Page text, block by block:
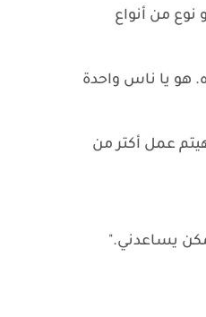
نوع من أنواع
هو يا ناس واحدة
عمل أكتر من
يساعدني."